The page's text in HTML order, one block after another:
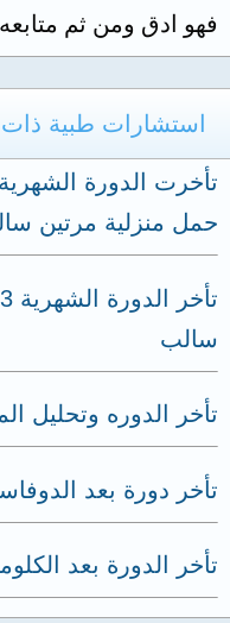
فهو ادق ومن ثم
استشارات طبية
تأخرت الدورة
حمل منزلية مرتين
سالب
تأخر الدوره وتحليل
تأخر دورة بعد
تأخر الدورة بعد